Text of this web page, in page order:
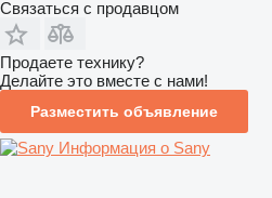
Связаться с продавцом
Продаете технику?
Делайте это вместе с нами!
Разместить объявление
Информация о Sany